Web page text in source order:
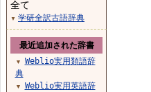
全て
▼ 学研全訳古語辞典
最近追加された辞書
▼
Weblio実用類語辞
典
▼ Weblio実用英語辞